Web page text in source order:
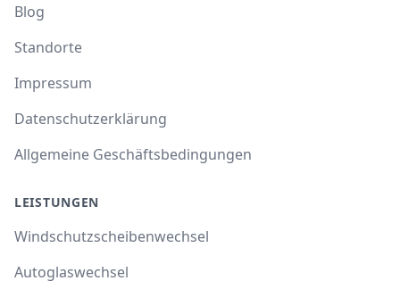
Blog
Standorte
Impressum
Datenschutzerklärung
Allgemeine Geschäftsbedingungen
LEISTUNGEN
Windschutzscheibenwechsel
Autoglaswechsel